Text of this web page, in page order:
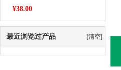
¥38.00
最近浏览过产品 [清空]